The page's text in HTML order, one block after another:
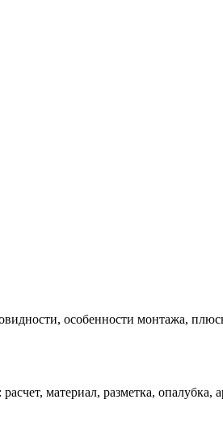
особенности монтажа,
материал, разметка, опалубка,